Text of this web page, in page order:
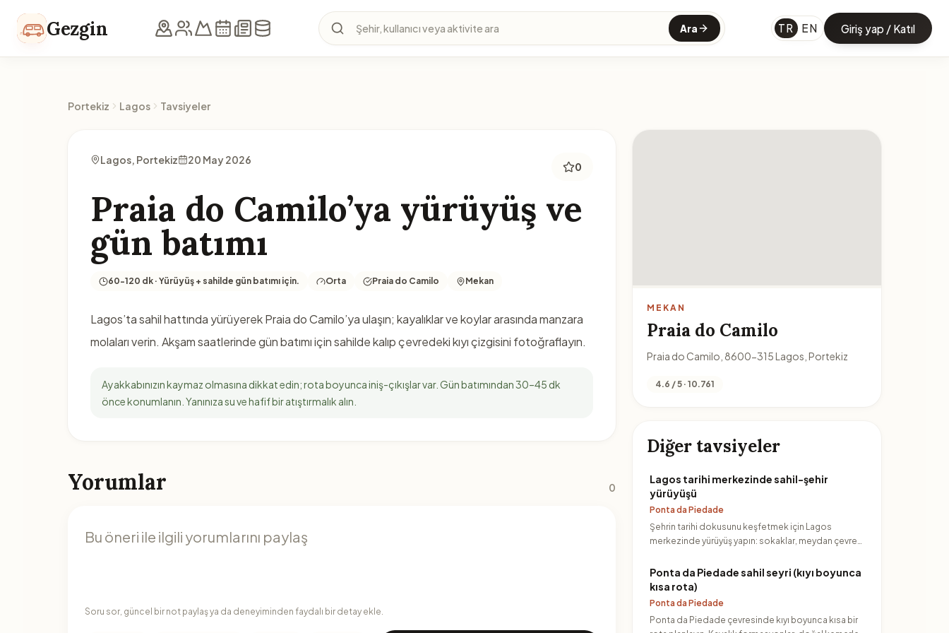
Gezgin Şehir, kullanıcı veya aktivite ara Ara TR EN Giriş yap / Katıl
Portekiz Lagos Tavsiyeler
Lagos, Portekiz 20 May 2026
0
Praia do Camilo’ya yürüyüş ve
gün batımı
60-120 dk · Yürüyüş + sahilde gün batımı için. Orta Praia do Camilo Mekan
Lagos’ta sahil hattında yürüyerek Praia do Camilo’ya ulaşın; kayalıklar ve koylar arasında manzara
molaları verin. Akşam saatlerinde gün batımı için sahilde kalıp çevredeki kıyı çizgisini fotoğraflayın.
Ayakkabınızın kaymaz olmasına dikkat edin; rota boyunca iniş-çıkışlar var. Gün batımından 30–45 dk
önce konumlanın. Yanınıza su ve hafif bir atıştırmalık alın.
Yorumlar 0
Soru sor, güncel bir not paylaş ya da deneyiminden faydalı bir detay ekle.
MEKAN
Praia do Camilo
Praia do Camilo, 8600-315 Lagos, Portekiz
4.6 / 5 · 10.761
Diğer tavsiyeler
Lagos tarihi merkezinde sahil-şehir
yürüyüşü
Ponta da Piedade
Şehrin tarihi dokusunu keşfetmek için Lagos
merkezinde yürüyüş yapın: sokaklar, meydan çevresi
Ponta da Piedade sahil seyri (kıyı boyunca
kısa rota)
Ponta da Piedade
Ponta da Piedade çevresinde kıyı boyunca kısa bir